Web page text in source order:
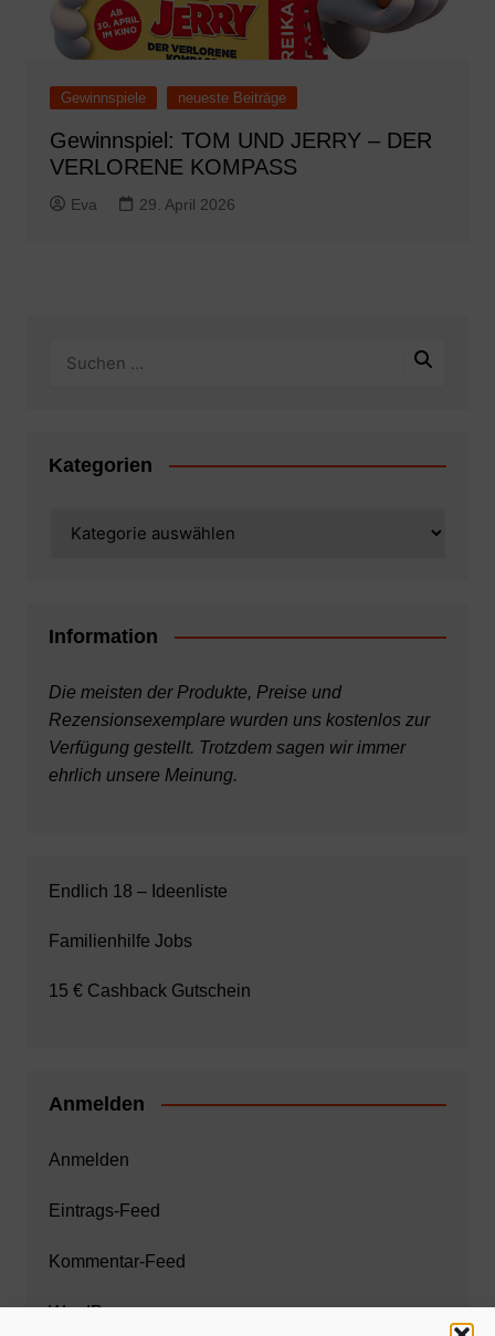
Gewinnspiele neueste Beiträge
Gewinnspiel: TOM UND JERRY – DER
VERLORENE KOMPASS
Eva 29. April 2026
Kategorien
Information
Die meisten der Produkte, Preise und
Rezensionsexemplare wurden uns kostenlos zur
Verfügung gestellt. Trotzdem sagen wir immer
ehrlich unsere Meinung.
Endlich 18 – Ideenliste
Familienhilfe Jobs
15 € Cashback Gutschein
Anmelden
Anmelden
Eintrags-Feed
Kommentar-Feed
WordPress.org